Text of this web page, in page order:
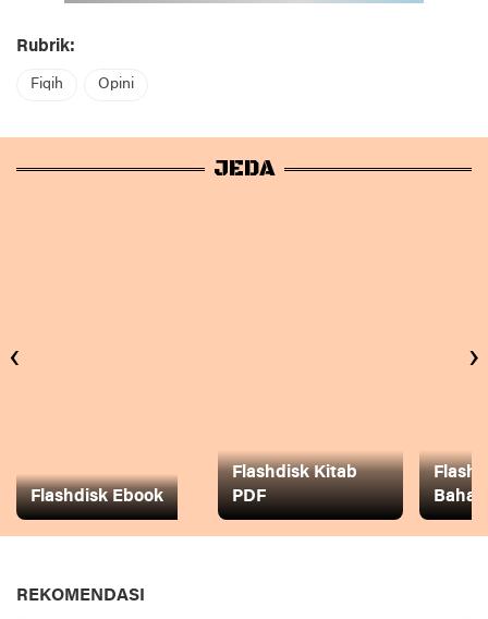
Rubrik:
Fiqih Opini
JEDA
Flashdisk Ebook
Flashdisk Kitab
PDF
Baha
‹ ›
REKOMENDASI